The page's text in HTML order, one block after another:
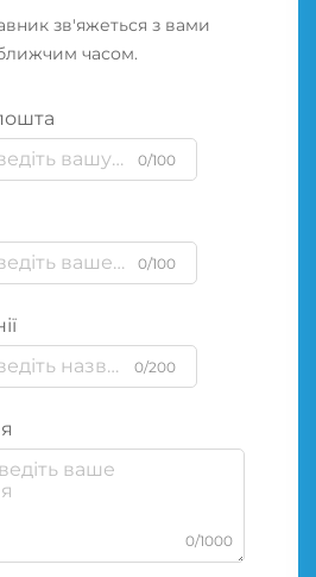
зв'яжеться з вами
часом.
0/100
0/100
0/200
0/1000